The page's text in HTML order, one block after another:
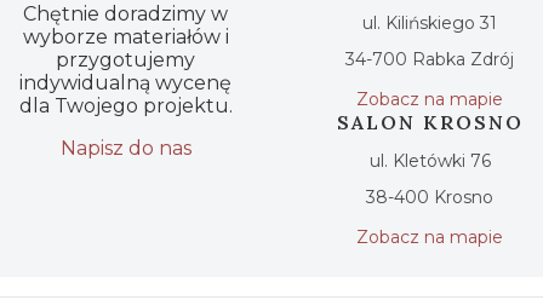
Chętnie doradzimy w
wyborze materiałów i
przygotujemy
indywidualną wycenę
dla Twojego projektu.
Napisz do nas
ul. Kilińskiego 31
34-700 Rabka Zdrój
Zobacz na mapie
SALON KROSNO
ul. Kletówki 76
38-400 Krosno
Zobacz na mapie